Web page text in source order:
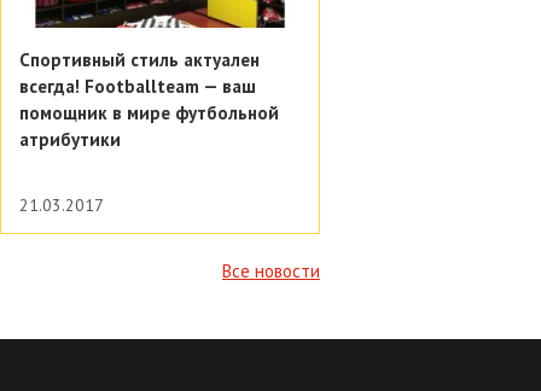
Спортивный стиль актуален
всегда! Footballteam — ваш
помощник в мире футбольной
атрибутики
21.03.2017
Все новости